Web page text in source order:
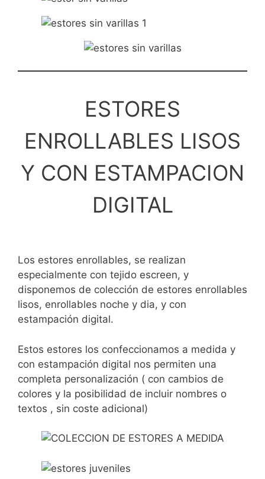
ESTORES
ENROLLABLES LISOS
Y CON ESTAMPACION
DIGITAL
Los estores enrollables, se realizan
especialmente con tejido escreen, y
disponemos de colección de estores enrollables
lisos, enrollables noche y dia, y con
estampación digital.
Estos estores los confeccionamos a medida y
con estampación digital nos permiten una
completa personalización ( con cambios de
colores y la posibilidad de incluir nombres o
textos , sin coste adicional)